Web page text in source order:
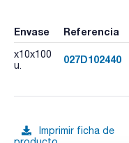
Envase Referencia
x10x100
u.
027D102440
Imprimir ficha de